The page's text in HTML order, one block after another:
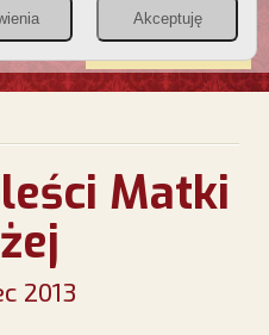
WESPRZYJ
NAS
Matki
2013
Akceptuję